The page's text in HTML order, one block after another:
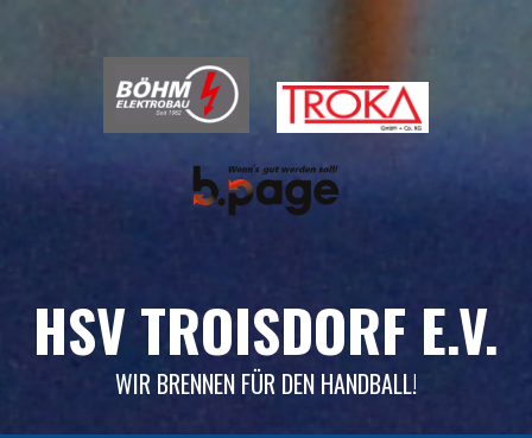
HSV TROISDORF E.V.
WIR BRENNEN FÜR DEN HANDBALL!